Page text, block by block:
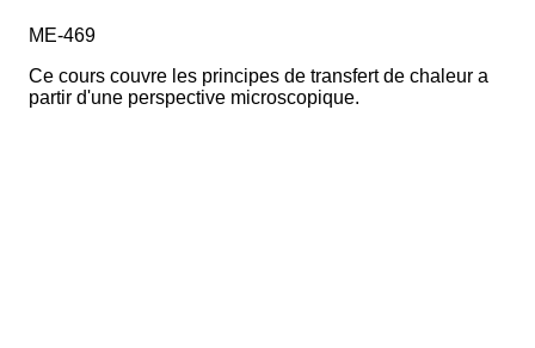
ME-469
Ce cours couvre les principes de transfert de chaleur a
partir d'une perspective microscopique.